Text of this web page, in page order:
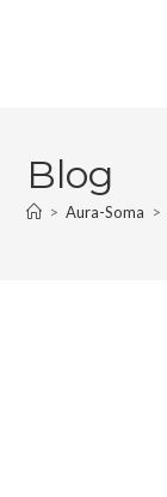
Blog
> Aura-Soma >